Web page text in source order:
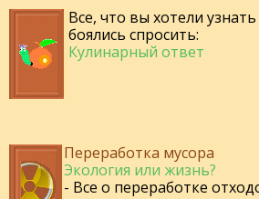
Все, что вы хотели
боялись спросить:
Кулинарный ответ
Переработка мусора
Экология или жизнь?
- Все о переработке